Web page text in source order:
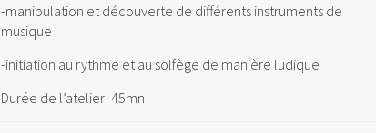
-manipulation et découverte de différents instruments de
musique
-initiation au rythme et au solfège de manière ludique
Durée de l’atelier: 45mn